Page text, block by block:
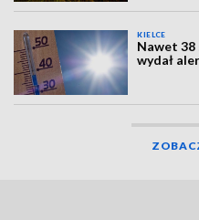
KIELCE
Nawet 38
wydał